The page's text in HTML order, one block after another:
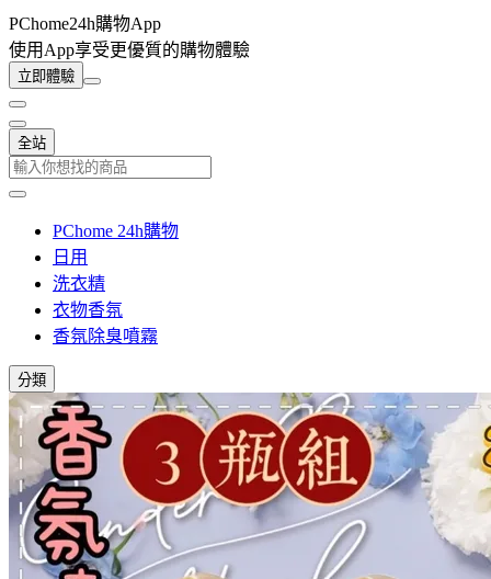
PChome24h購物App
使用App享受更優質的購物體驗
立即體驗
全站
PChome 24h購物
日用
洗衣精
衣物香氛
香氛除臭噴霧
分類